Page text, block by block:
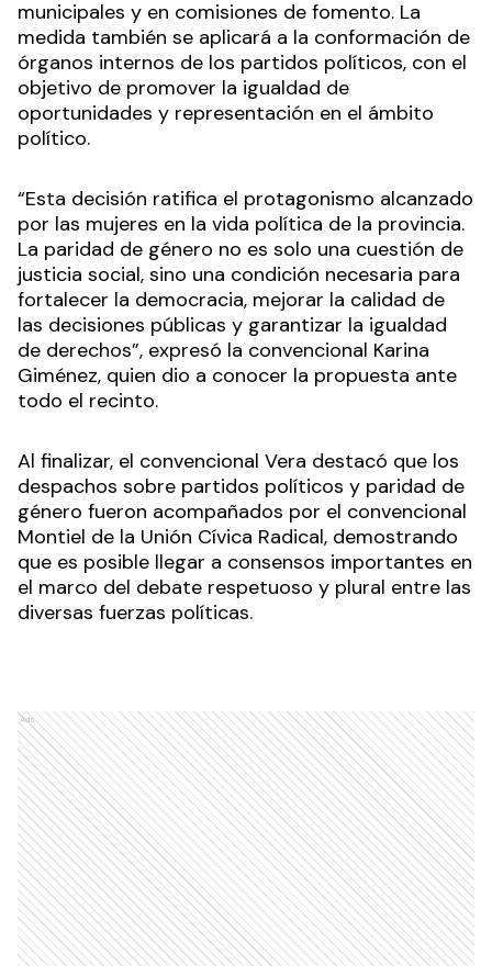
municipales y en comisiones de fomento. La
medida también se aplicará a la conformación de
órganos internos de los partidos políticos, con el
objetivo de promover la igualdad de
oportunidades y representación en el ámbito
político.
“Esta decisión ratifica el protagonismo alcanzado
por las mujeres en la vida política de la provincia.
La paridad de género no es solo una cuestión de
justicia social, sino una condición necesaria para
fortalecer la democracia, mejorar la calidad de
las decisiones públicas y garantizar la igualdad
de derechos”, expresó la convencional Karina
Giménez, quien dio a conocer la propuesta ante
todo el recinto.
Al finalizar, el convencional Vera destacó que los
despachos sobre partidos políticos y paridad de
género fueron acompañados por el convencional
Montiel de la Unión Cívica Radical, demostrando
que es posible llegar a consensos importantes en
el marco del debate respetuoso y plural entre las
diversas fuerzas políticas.
Ads